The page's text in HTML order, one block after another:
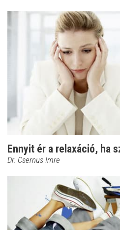
Ennyit ér a relaxáció, ha
Dr. Csernus Imre